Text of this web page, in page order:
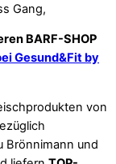
Gang,
BARF-SHOP
Gesund&Fit by
von
Brönnimann und